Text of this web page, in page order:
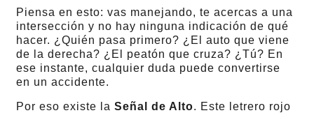
Piensa en esto: vas manejando, te acercas a una
intersección y no hay ninguna indicación de qué
hacer. ¿Quién pasa primero? ¿El auto que viene
de la derecha? ¿El peatón que cruza? ¿Tú? En
ese instante, cualquier duda puede convertirse
en un accidente.
Por eso existe laSeñal de Alto. Este letrero rojo